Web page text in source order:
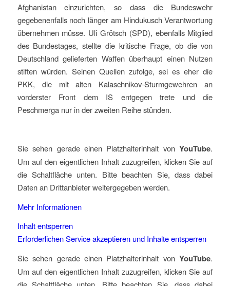
Afghanistan einzurichten, so dass die Bundeswehr
gegebenenfalls noch länger am Hindukusch Verantwortung
übernehmen müsse. Uli Grötsch (SPD), ebenfalls Mitglied
des Bundestages, stellte die kritische Frage, ob die von
Deutschland gelieferten Waffen überhaupt einen Nutzen
stiften würden. Seinen Quellen zufolge, sei es eher die
PKK, die mit alten Kalaschnikov-Sturmgewehren an
vorderster Front dem IS entgegen trete und die
Peschmerga nur in der zweiten Reihe stünden.
Sie sehen gerade einen Platzhalterinhalt vonYouTube.
Um auf den eigentlichen Inhalt zuzugreifen, klicken Sie auf
die Schaltfläche unten. Bitte beachten Sie, dass dabei
Daten an Drittanbieter weitergegeben werden.
Mehr Informationen
Inhalt entsperren
Erforderlichen Service akzeptieren und Inhalte entsperren
Sie sehen gerade einen Platzhalterinhalt vonYouTube.
Um auf den eigentlichen Inhalt zuzugreifen, klicken Sie auf